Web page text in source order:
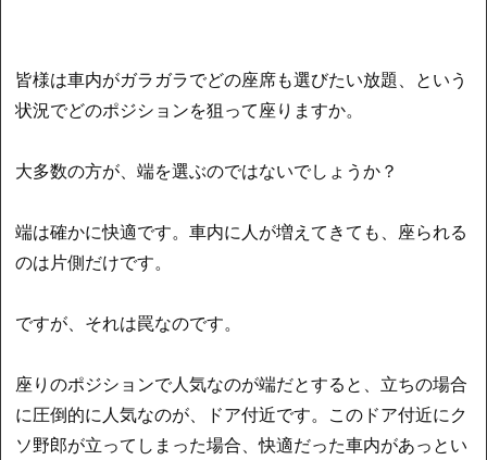
皆様は車内がガラガラでどの座席も選びたい放題、という
状況でどのポジションを狙って座りますか。
大多数の方が、端を選ぶのではないでしょうか？
端は確かに快適です。車内に人が増えてきても、座られる
のは片側だけです。
ですが、それは罠なのです。
座りのポジションで人気なのが端だとすると、立ちの場合
に圧倒的に人気なのが、ドア付近です。このドア付近にク
ソ野郎が立ってしまった場合、快適だった車内があっとい